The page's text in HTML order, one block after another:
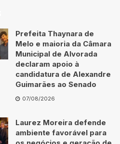
Prefeita Thaynara de
Melo e maioria da Câmara
Municipal de Alvorada
declaram apoio à
candidatura de Alexandre
Guimarães ao Senado
07/08/2026
Laurez Moreira defende
ambiente favorável para